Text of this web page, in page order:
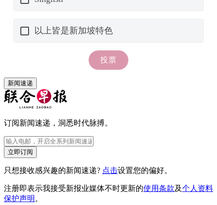
新闻速递
订阅新闻速递，洞悉时代脉搏。
立即订阅
只想接收感兴趣的新闻速递? 点击设置您的偏好。
注册即表示我接受新报业媒体不时更新的使用条款及个人资料
保护声明 。